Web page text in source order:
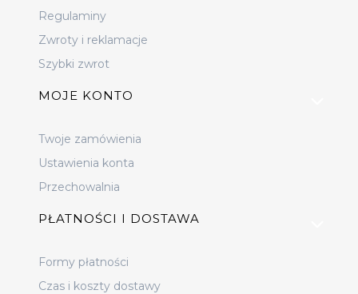
Regulaminy
Zwroty i reklamacje
Szybki zwrot
MOJE KONTO
Twoje zamówienia
Ustawienia konta
Przechowalnia
PŁATNOŚCI I DOSTAWA
Formy płatności
Czas i koszty dostawy